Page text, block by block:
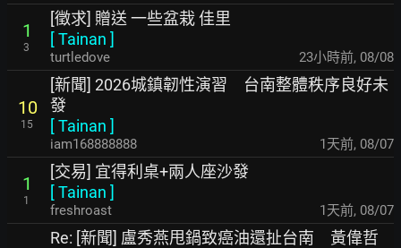
1
3
[徵求] 贈送 一些盆栽 佳里
[Tainan ]
turtledove 23小時前, 08/08
10
15
[新聞] 2026城鎮韌性演習 台南整體秩序良好未
發
[Tainan ]
iam168888888 1天前, 08/07
1
1
[交易] 宜得利桌+兩人座沙發
[Tainan ]
freshroast 1天前, 08/07
Re: [新聞] 盧秀燕甩鍋致癌油還扯台南 黃偉哲